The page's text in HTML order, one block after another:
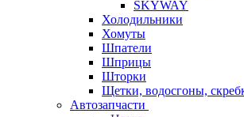
SKYWAY
Холодильники
Хомуты
Шпатели
Шприцы
Шторки
Щетки, водосгоны,
Автозапчасти